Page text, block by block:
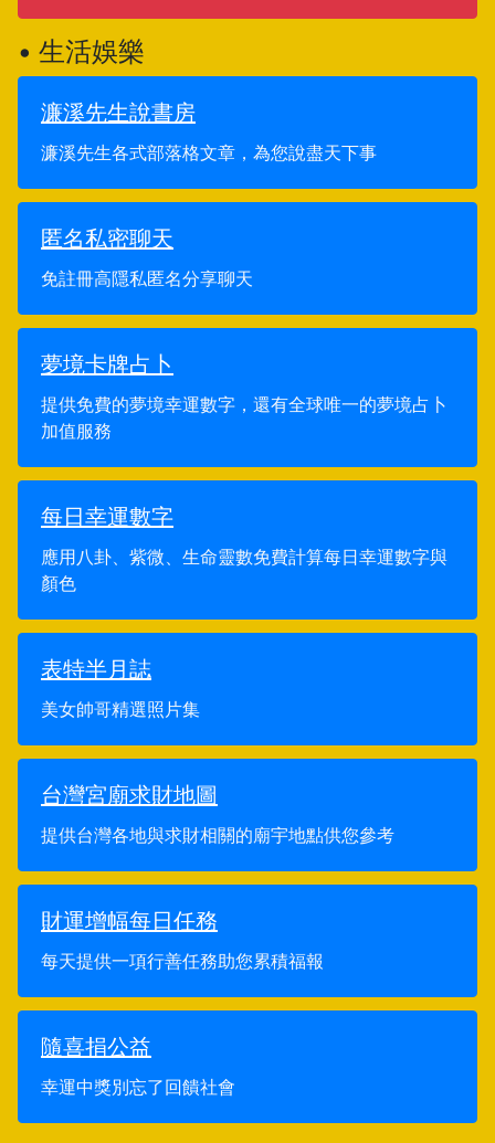
• 生活娛樂
濂溪先生說書房
濂溪先生各式部落格文章，為您說盡天下事
匿名私密聊天
免註冊高隱私匿名分享聊天
夢境卡牌占卜
提供免費的夢境幸運數字，還有全球唯一的夢境占卜
加值服務
每日幸運數字
應用八卦、紫微、生命靈數免費計算每日幸運數字與
顏色
表特半月誌
美女帥哥精選照片集
台灣宮廟求財地圖
提供台灣各地與求財相關的廟宇地點供您參考
財運增幅每日任務
每天提供一項行善任務助您累積福報
隨喜捐公益
幸運中獎別忘了回饋社會